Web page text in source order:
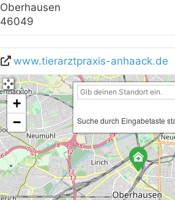
Oberhausen
46049
www.tierarztpraxis-anhaack.de
+
−
Suche durch Eingabetaste